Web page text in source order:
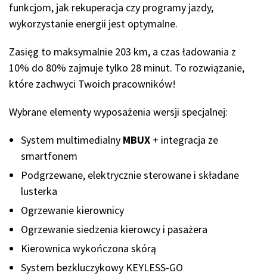
funkcjom, jak rekuperacja czy programy jazdy,
wykorzystanie energii jest optymalne.
Zasięg to maksymalnie 203 km, a czas ładowania z
10% do 80% zajmuje tylko 28 minut. To rozwiązanie,
które zachwyci Twoich pracowników!
Wybrane elementy wyposażenia wersji specjalnej:
System multimedialny MBUX + integracja ze
smartfonem
Podgrzewane, elektrycznie sterowane i składane
lusterka
Ogrzewanie kierownicy
Ogrzewanie siedzenia kierowcy i pasażera
Kierownica wykończona skórą
System bezkluczykowy KEYLESS-GO